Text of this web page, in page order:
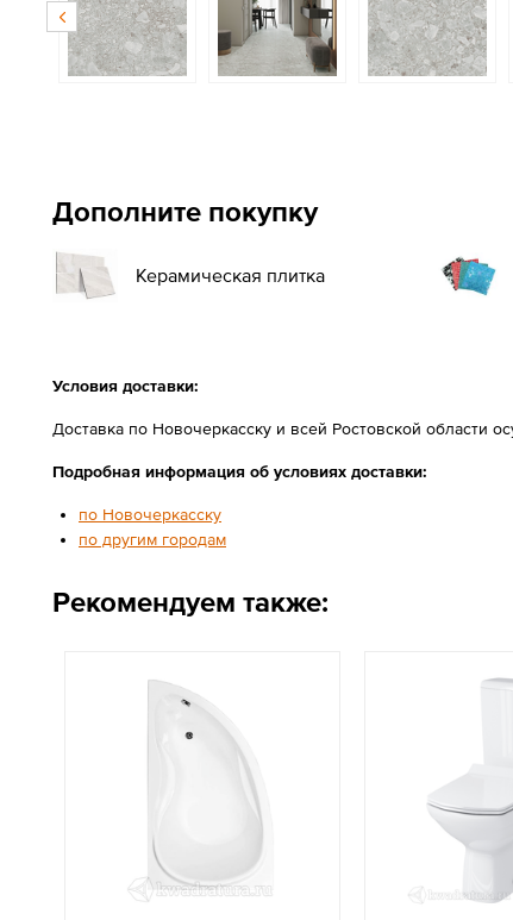
Дополните покупку
Керамическая плитка
Условия доставки:
Доставка по Новочеркасску и всей Ростовской области
Подробная информация об условиях доставки:
по Новочеркасску
по другим городам
Рекомендуем также: